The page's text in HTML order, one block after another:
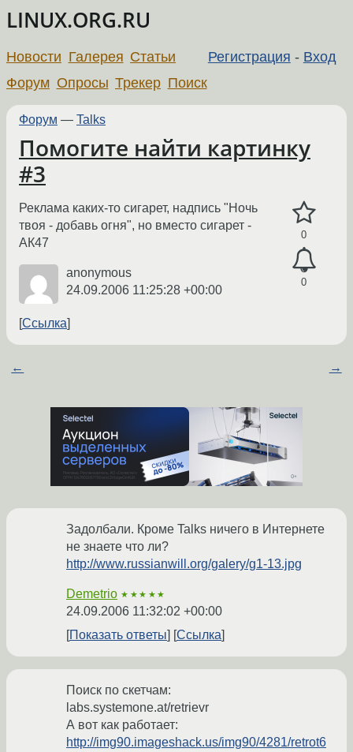
LINUX.ORG.RU
Регистрация - Вход
Новости Галерея Статьи
Форум Опросы Трекер Поиск
Форум — Talks
Помогите найти картинку
#3
0
0
Реклама каких-то сигарет, надпись "Ночь
твоя - добавь огня", но вместо сигарет -
АК47
anonymous
24.09.2006 11:25:28 +00:00
Ссылка
← →
Задолбали. Кроме Talks ничего в Интернете
не знаете что ли?
http://www.russianwill.org/galery/g1-13.jpg
Demetrio ★★★★★
24.09.2006 11:32:02 +00:00
Показать ответы
Ссылка
Поиск по скетчам:
labs.systemone.at/retrievr
А вот как работает:
http://img90.imageshack.us/img90/4281/retrot6